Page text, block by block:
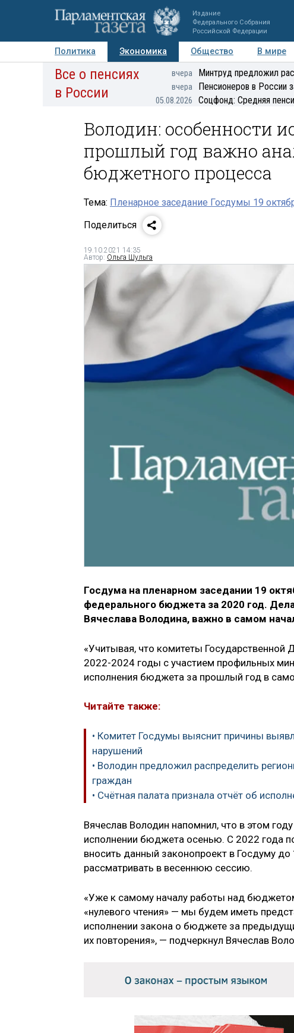
Издание
Федерального Собрания
Российской Федерации
Политика Экономика Общество В мире
Авторы Персоны Мнения Регионы
Все о пенсиях
в России
вчера Минтруд предложил
вчера Пенсионеров в России
05.08.2026 Соцфонд: Средняя
Володин: особенности
прошлый год важно
бюджетного процесса
Тема: Пленарное заседание Госдумы 19
Поделиться
19.10.2021 14:35
Автор: Ольга Шульга
Госдума на пленарном заседании 19
федерального бюджета за 2020 год.
Вячеслава Володина, важно в самом
«Учитывая, что комитеты
2022-2024 годы с участием профильных
исполнения бюджета за прошлый год в
Читайте также:
• Комитет Госдумы выяснит причины
нарушений
• Володин предложил распределить
граждан
• Счётная палата признала отчёт об
Вячеслав Володин напомнил, что в этом
исполнении бюджета осенью. С 2022 года
вносить данный законопроект в Госдуму
рассматривать в весеннюю сессию.
«Уже к самому началу работы над
«нулевого чтения» — мы будем иметь
исполнении закона о бюджете за
их повторения», — подчеркнул Вячеслав